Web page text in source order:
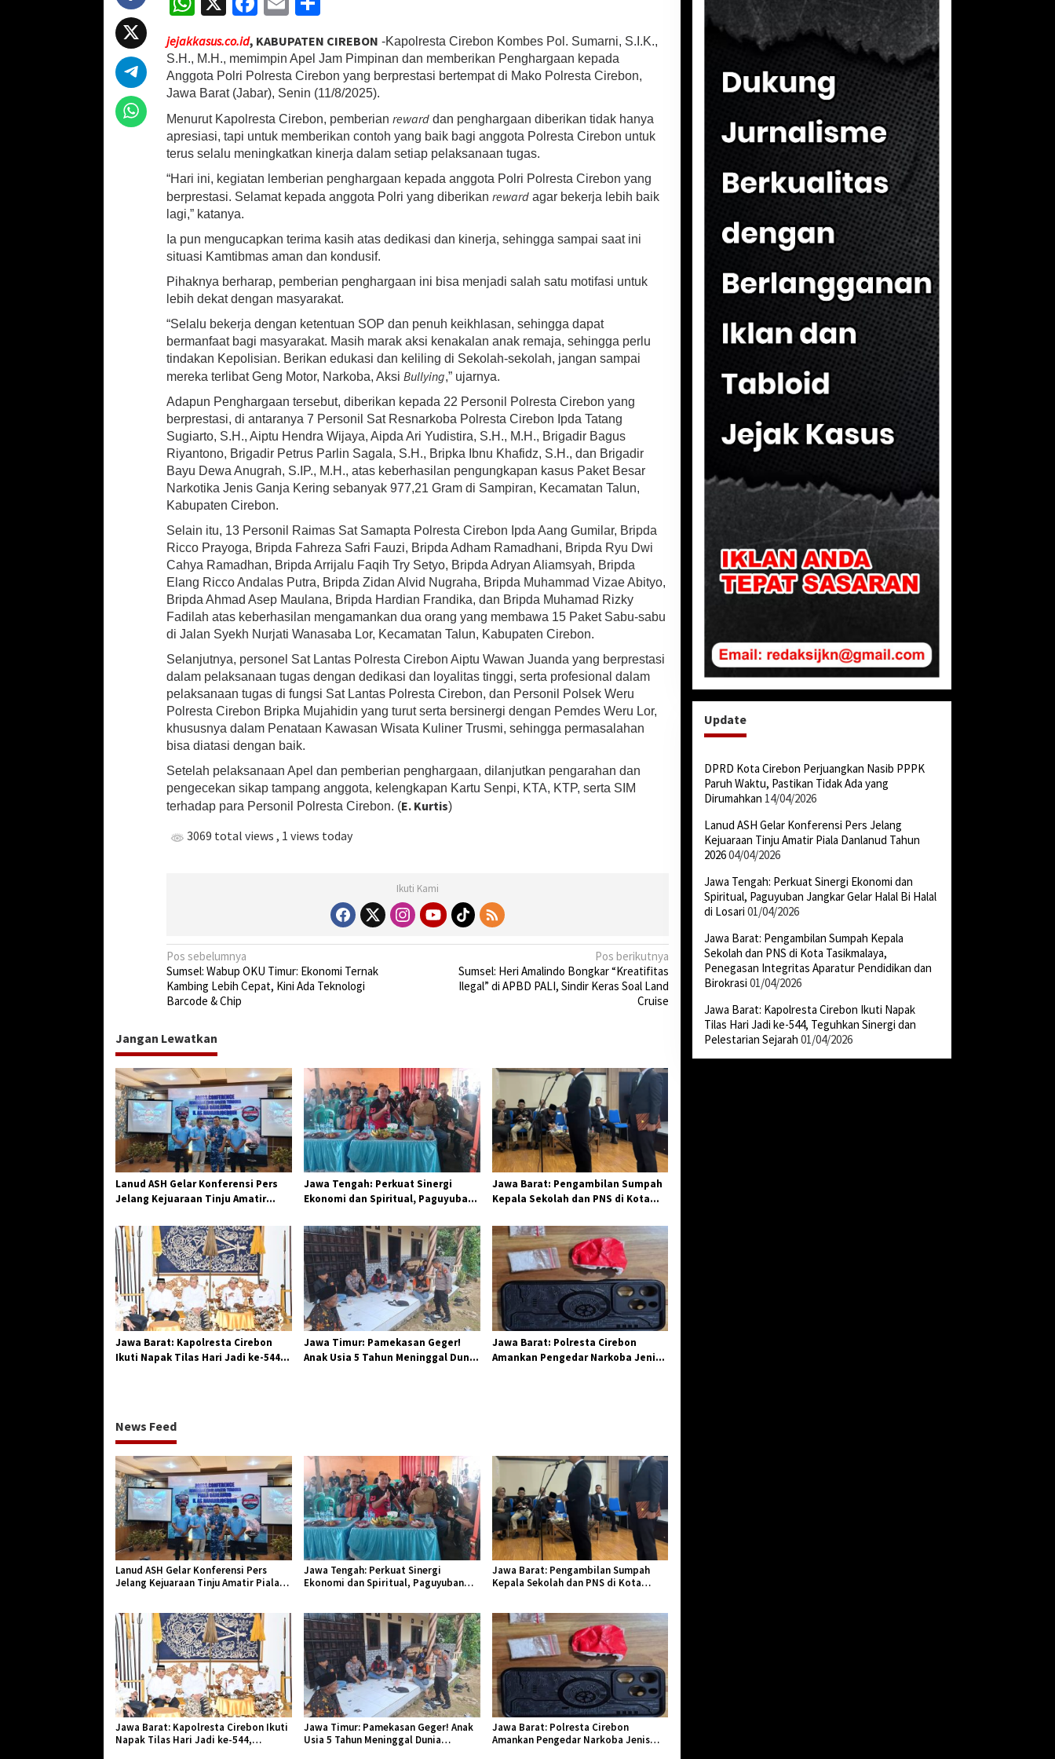
a
P
i
m
p
n
a
n
a
n
P
m
b
r
i
n
P
e
n
h
a
r
g
a
a
n
K
p
a
d
a
P
e
s
o
n
l
h
at
sA
p
p
b
o
o
k
ai
l
ar
e
jejakkasus.co.id, KABUPATEN CIREBON -Kapolresta Cirebon Kombes Pol. Sumarni, S.I.K.,
S.H., M.H., memimpin Apel Jam Pimpinan dan memberikan Penghargaan kepada
Anggota Polri Polresta Cirebon yang berprestasi bertempat di Mako Polresta Cirebon,
Jawa Barat (Jabar), Senin (11/8/2025).
Menurut Kapolresta Cirebon, pemberian rewarddan penghargaan diberikan tidak hanya
apresiasi, tapi untuk memberikan contoh yang baik bagi anggota Polresta Cirebon untuk
terus selalu meningkatkan kinerja dalam setiap pelaksanaan tugas.
“Hari ini, kegiatan lemberian penghargaan kepada anggota Polri Polresta Cirebon yang
berprestasi. Selamat kepada anggota Polri yang diberikan rewardagar bekerja lebih baik
lagi,” katanya.
Ia pun mengucapkan terima kasih atas dedikasi dan kinerja, sehingga sampai saat ini
situasi Kamtibmas aman dan kondusif.
Pihaknya berharap, pemberian penghargaan ini bisa menjadi salah satu motifasi untuk
lebih dekat dengan masyarakat.
“Selalu bekerja dengan ketentuan SOP dan penuh keikhlasan, sehingga dapat
bermanfaat bagi masyarakat. Masih marak aksi kenakalan anak remaja, sehingga perlu
tindakan Kepolisian. Berikan edukasi dan keliling di Sekolah-sekolah, jangan sampai
mereka terlibat Geng Motor, Narkoba, Aksi Bullying,” ujarnya.
Adapun Penghargaan tersebut, diberikan kepada 22 Personil Polresta Cirebon yang
berprestasi, di antaranya 7 Personil Sat Resnarkoba Polresta Cirebon Ipda Tatang
Sugiarto, S.H., Aiptu Hendra Wijaya, Aipda Ari Yudistira, S.H., M.H., Brigadir Bagus
Riyantono, Brigadir Petrus Parlin Sagala, S.H., Bripka Ibnu Khafidz, S.H., dan Brigadir
Bayu Dewa Anugrah, S.IP., M.H., atas keberhasilan pengungkapan kasus Paket Besar
Narkotika Jenis Ganja Kering sebanyak 977,21 Gram di Sampiran, Kecamatan Talun,
Kabupaten Cirebon.
Selain itu, 13 Personil Raimas Sat Samapta Polresta Cirebon Ipda Aang Gumilar, Bripda
Ricco Prayoga, Bripda Fahreza Safri Fauzi, Bripda Adham Ramadhani, Bripda Ryu Dwi
Cahya Ramadhan, Bripda Arrijalu Faqih Try Setyo, Bripda Adryan Aliamsyah, Bripda
Elang Ricco Andalas Putra, Bripda Zidan Alvid Nugraha, Bripda Muhammad Vizae Abityo,
Bripda Ahmad Asep Maulana, Bripda Hardian Frandika, dan Bripda Muhamad Rizky
Fadilah atas keberhasilan mengamankan dua orang yang membawa 15 Paket Sabu-sabu
di Jalan Syekh Nurjati Wanasaba Lor, Kecamatan Talun, Kabupaten Cirebon.
Selanjutnya, personel Sat Lantas Polresta Cirebon Aiptu Wawan Juanda yang berprestasi
dalam pelaksanaan tugas dengan dedikasi dan loyalitas tinggi, serta profesional dalam
pelaksanaan tugas di fungsi Sat Lantas Polresta Cirebon, dan Personil Polsek Weru
Polresta Cirebon Bripka Mujahidin yang turut serta bersinergi dengan Pemdes Weru Lor,
khususnya dalam Penataan Kawasan Wisata Kuliner Trusmi, sehingga permasalahan
bisa diatasi dengan baik.
Setelah pelaksanaan Apel dan pemberian penghargaan, dilanjutkan pengarahan dan
pengecekan sikap tampang anggota, kelengkapan Kartu Senpi, KTA, KTP, serta SIM
terhadap para Personil Polresta Cirebon. (E. Kurtis)
3069 total views , 1 views today
Ikuti Kami
N
a
v
g
a
s
i
p
o
s
Pos sebelumnya
‎Sumsel: Wabup OKU Timur: Ekonomi Ternak
Kambing Lebih Cepat, Kini Ada Teknologi
Barcode & Chip
Pos berikutnya
Sumsel: Heri Amalindo Bongkar “Kreatifitas
Ilegal” di APBD PALI, Sindir Keras Soal Land
Cruise
Jangan Lewatkan
Lanud ASH Gelar Konferensi Pers
Jelang Kejuaraan Tinju Amatir
Jawa Tengah: Perkuat Sinergi
Ekonomi dan Spiritual, Paguyuban
Losari
Jawa Barat: Pengambilan Sumpah
Kepala Sekolah dan PNS di Kota
Integritas Aparatur Pendidikan dan
Birokrasi
Jawa Barat: Kapolresta Cirebon
Ikuti Napak Tilas Hari Jadi ke-544,
Jawa Timur: Pamekasan Geger!
Anak Usia 5 Tahun Meninggal Dunia
Jawa Barat: Polresta Cirebon
Amankan Pengedar Narkoba Jenis
News Feed
Lanud ASH Gelar Konferensi Pers
Jelang Kejuaraan Tinju Amatir Piala
Jawa Tengah: Perkuat Sinergi
Ekonomi dan Spiritual, Paguyuban
Jawa Barat: Pengambilan Sumpah
Kepala Sekolah dan PNS di Kota
Jawa Barat: Kapolresta Cirebon Ikuti
Napak Tilas Hari Jadi ke-544,
Jawa Timur: Pamekasan Geger! Anak
Usia 5 Tahun Meninggal Dunia
Jawa Barat: Polresta Cirebon
Amankan Pengedar Narkoba Jenis
Update
DPRD Kota Cirebon Perjuangkan Nasib PPPK
Paruh Waktu, Pastikan Tidak Ada yang
Dirumahkan 14/04/2026
Lanud ASH Gelar Konferensi Pers Jelang
Kejuaraan Tinju Amatir Piala Danlanud Tahun
202604/04/2026
Jawa Tengah: Perkuat Sinergi Ekonomi dan
Spiritual, Paguyuban Jangkar Gelar Halal Bi Halal
di Losari 01/04/2026
Jawa Barat: Pengambilan Sumpah Kepala
Sekolah dan PNS di Kota Tasikmalaya,
Penegasan Integritas Aparatur Pendidikan dan
Birokrasi 01/04/2026
Jawa Barat: Kapolresta Cirebon Ikuti Napak
Tilas Hari Jadi ke-544, Teguhkan Sinergi dan
Pelestarian Sejarah 01/04/2026